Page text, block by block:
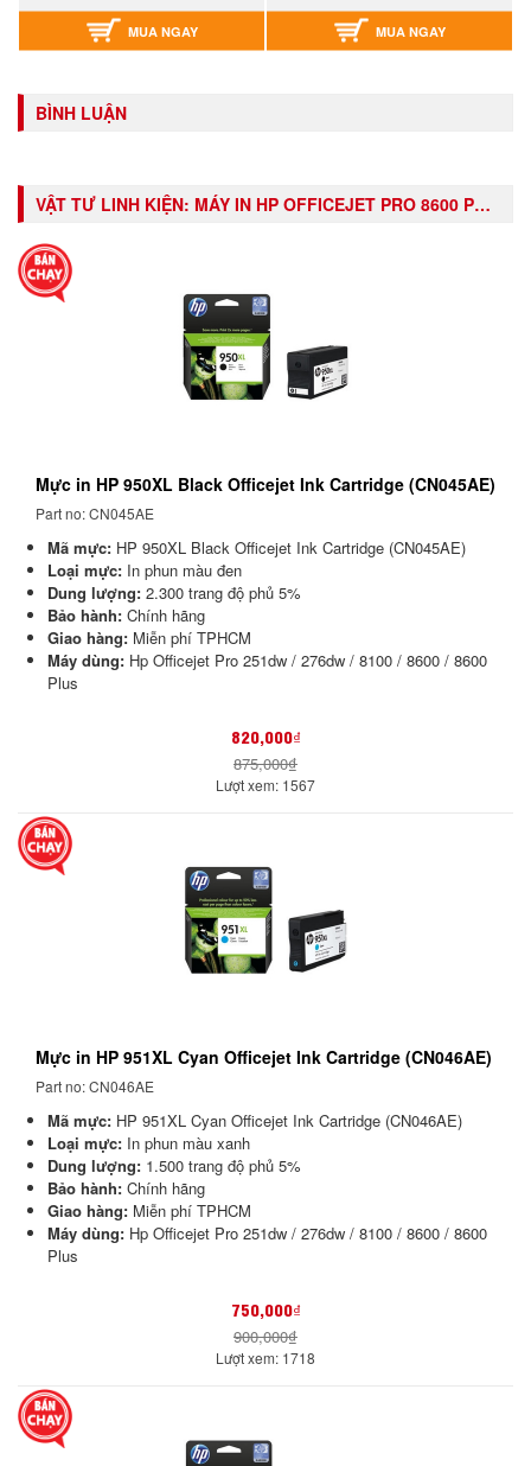
MUA NGAY MUA NGAY
BÌNH LUẬN
VẬT TƯ LINH KIỆN: MÁY IN HP OFFICEJET PRO 8600 PLUS E ALL IN ONE PRINTER N911G (CM750A)
Mực in HP 950XL Black Officejet Ink Cartridge (CN045AE)
Part no: CN045AE
Mã mực: HP 950XL Black Officejet Ink Cartridge (CN045AE)
Loại mực: In phun màu đen
Dung lượng: 2.300 trang độ phủ 5%
Bảo hành: Chính hãng
Giao hàng: Miễn phí TPHCM
Máy dùng: Hp Officejet Pro 251dw / 276dw / 8100 / 8600 / 8600
Plus
820,000₫
875,000₫
Lượt xem: 1567
Mực in HP 951XL Cyan Officejet Ink Cartridge (CN046AE)
Part no: CN046AE
Mã mực: HP 951XL Cyan Officejet Ink Cartridge (CN046AE)
Loại mực: In phun màu xanh
Dung lượng: 1.500 trang độ phủ 5%
Bảo hành: Chính hãng
Giao hàng: Miễn phí TPHCM
Máy dùng: Hp Officejet Pro 251dw / 276dw / 8100 / 8600 / 8600
Plus
750,000₫
900,000₫
Lượt xem: 1718